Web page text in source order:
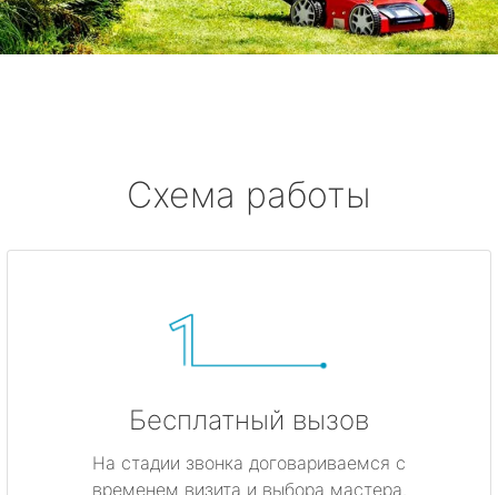
Схема работы
Бесплатный вызов
На стадии звонка договариваемся с
временем визита и выбора мастера.